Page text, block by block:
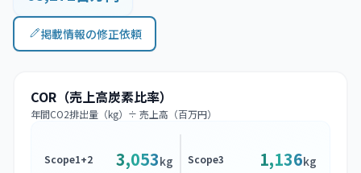
掲載情報の修正依頼
COR（売上高炭素比率）
年間CO2排出量（kg）÷ 売上高（百万円）
Scope1+2 3,053kg Scope3 1,136kg